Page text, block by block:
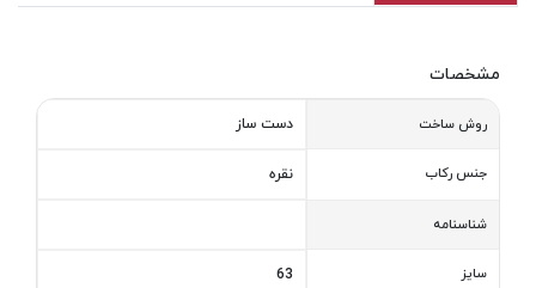
مشخصات
روش ساخت دست ساز
جنس رکاب نقره
شناسنامه
سایز 63